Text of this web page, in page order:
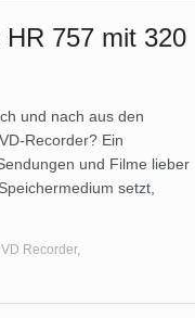
757 mit 320
und nach aus den
Recorder? Ein
und Filme lieber
setzt,
Recorder,